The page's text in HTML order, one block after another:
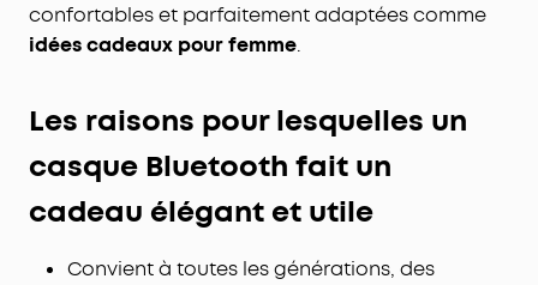
confortables et parfaitement adaptées comme
idées cadeaux pour femme.
Les raisons pour lesquelles un
casque Bluetooth fait un
cadeau élégant et utile
Convient à toutes les générations, des